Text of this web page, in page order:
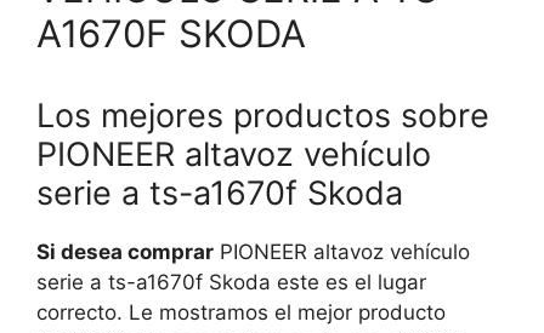
A1670F SKODA
Los mejores productos sobre
PIONEER altavoz vehículo
serie a ts-a1670f Skoda
Si desea comprar PIONEER altavoz vehículo
serie a ts-a1670f Skoda este es el lugar
correcto. Le mostramos el mejor producto